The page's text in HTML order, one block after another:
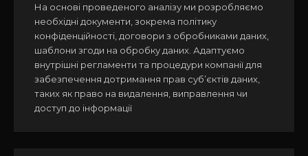
На основі проведеного аналізу ми розробляємо
необхідні документи, зокрема політику
конфіденційності, договори з обробниками даних,
шаблони згоди на обробку даних. Адаптуємо
внутрішні регламенти та процедури компанії для
забезпечення дотримання прав суб’єктів даних,
таких як право на видалення, виправлення чи
доступ до інформації